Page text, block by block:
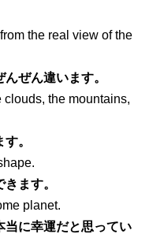
the real view of the
ぜん違います。
the mountains,
。
ます。
planet.
当に幸運だと思ってい